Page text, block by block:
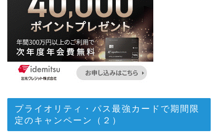
プライオリティ・パス最強カードで期間限
定のキャンペーン（２）